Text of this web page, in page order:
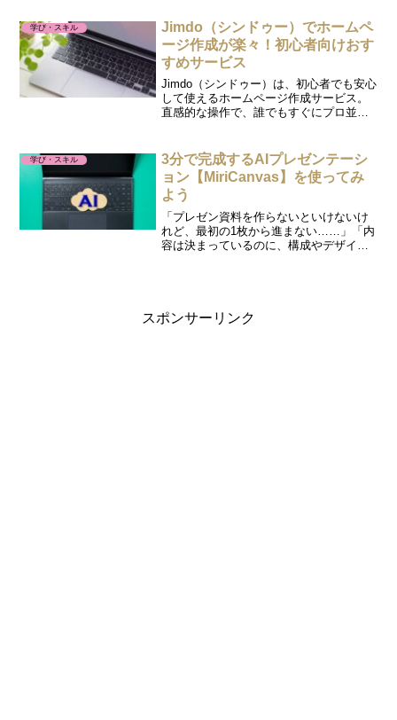
づけばAI迷子になってしまう人も多いも
の。そこで今注目さ...
学び・スキル
Jimdo（シンドゥー）でホームペ
ージ作成が楽々！初心者向けおす
すめサービス
Jimdo（シンドゥー）は、初心者でも安心
して使えるホームページ作成サービス。
直感的な操作で、誰でもすぐにプロ並み
Jimdoのサービスには、カスタマイズした
い人向...
学び・スキル
3分で完成するAIプレゼンテーシ
ョン【MiriCanvas】を使ってみ
よう
「プレゼン資料を作らないといけないけ
れど、最初の1枚から進まない……」「内
容は決まっているのに、構成やデザイン
スポンサーリンク